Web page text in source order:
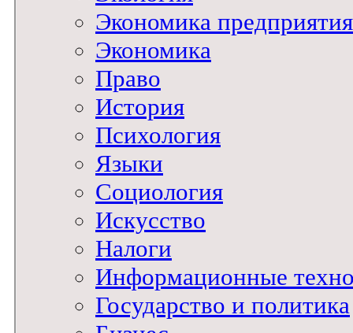
Экономика предприятия
Экономика
Право
История
Психология
Языки
Социология
Искусство
Налоги
Информационные
Государство и политика